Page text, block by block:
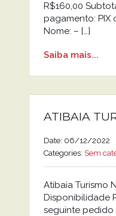
R$160,00
pagamento: PIX
Nome: – […]
Saiba mais...
ATIBAIA
Date: 06/12/2022
Categories: Sem
Atibaia Turismo
Disponibilidade
seguinte pedido